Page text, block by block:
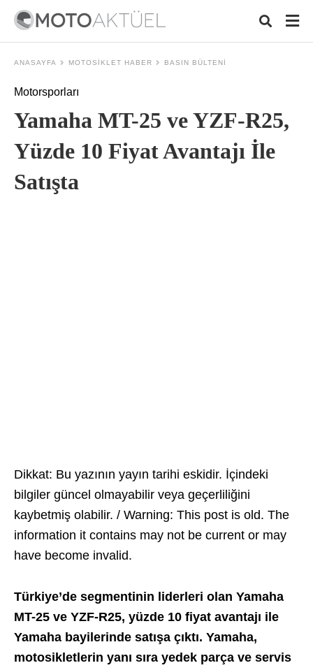
ANASAYFA MOTOSIKLET HABER BASIN BÜLTENI
Motorsporları
Yamaha MT-25 ve YZF-R25,
Yüzde 10 Fiyat Avantajı İle
Satışta
Dikkat: Bu yazının yayın tarihi eskidir. İçindeki
bilgiler güncel olmayabilir veya geçerliliğini
kaybetmiş olabilir. / Warning: This post is old. The
information it contains may not be current or may
have become invalid.
Türkiye’de segmentinin liderleri olan Yamaha
MT-25 ve YZF-R25, yüzde 10 fiyat avantajı ile
Yamaha bayilerinde satışa çıktı. Yamaha,
motosikletlerin yanı sıra yedek parça ve servis